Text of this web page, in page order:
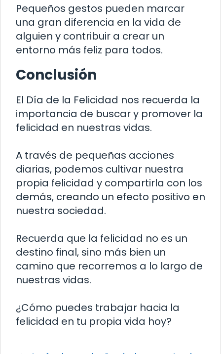
Pequeños gestos pueden marcar
una gran diferencia en la vida de
alguien y contribuir a crear un
entorno más feliz para todos.
Conclusión
El Día de la Felicidad nos recuerda la
importancia de buscar y promover la
felicidad en nuestras vidas.
A través de pequeñas acciones
diarias, podemos cultivar nuestra
propia felicidad y compartirla con los
demás, creando un efecto positivo en
nuestra sociedad.
Recuerda que la felicidad no es un
destino final, sino más bien un
camino que recorremos a lo largo de
nuestras vidas.
¿Cómo puedes trabajar hacia la
felicidad en tu propia vida hoy?